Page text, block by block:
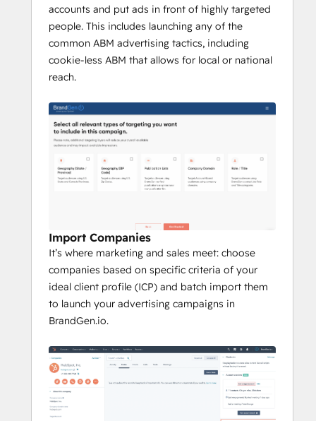
accounts and put ads in front of highly targeted
people. This includes launching any of the
common ABM advertising tactics, including
cookie-less ABM that allows for local or national
reach.
Import Companies
It’s where marketing and sales meet: choose
companies based on specific criteria of your
ideal client profile (ICP) and batch import them
to launch your advertising campaigns in
BrandGen.io.